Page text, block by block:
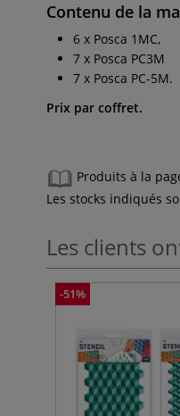
Contenu de la
6 x Posca 1MC,
7 x Posca PC3M
7 x Posca PC-5M.
Prix par coffret.
Produits à la
Les stocks indiqués
Les clients
-51%